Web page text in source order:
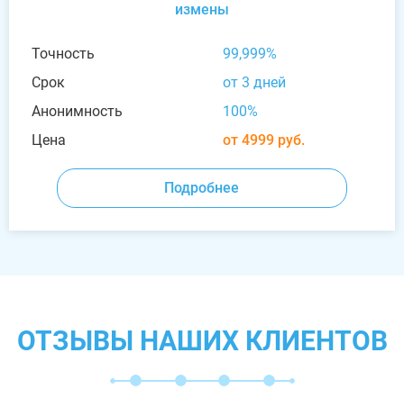
измены
Точность
99,999%
Срок
от 3 дней
Анонимность
100%
Цена
от 4999 руб.
Подробнее
ОТЗЫВЫ НАШИХ КЛИЕНТОВ